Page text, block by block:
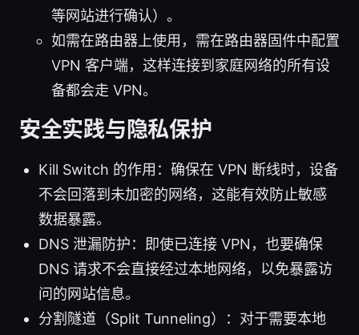
等网站进行确认）。
如需在路由器上使用，需在路由器固件中配置
VPN 客户端，这样连接到家庭网络的所有设
备都会走 VPN。
安全实践与隐私保护
Kill Switch 的作用：确保在 VPN 断线时，设备
不会回落到未加密的网络，这能有效防止敏感
数据暴露。
DNS 泄漏防护：即使已连接 VPN，也要确保
DNS 请求不会直接经过本地网络，以免暴露访
问的网站信息。
分割隧道（Split Tunneling）：对于需要本地